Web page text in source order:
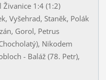
Živanice 1:4 (1:2)
Vyšehrad, Staněk, Polák
Gorol, Petrus
Nikodem
- Baláž (78. Petr),